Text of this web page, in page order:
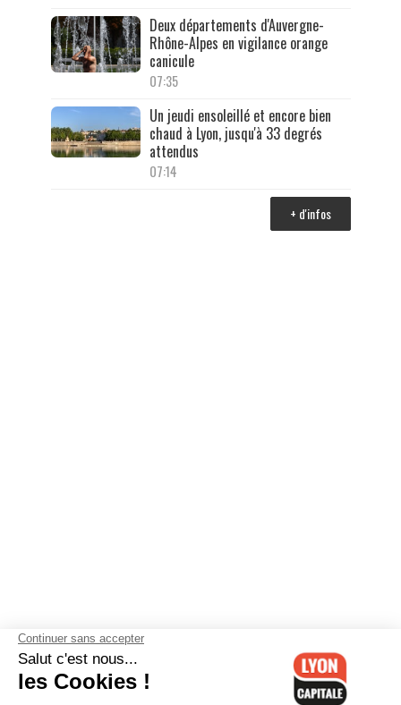
Deux départements d'Auvergne-
Rhône-Alpes en vigilance orange
canicule
07:35
Un jeudi ensoleillé et encore bien
chaud à Lyon, jusqu'à 33 degrés
attendus
07:14
+ d'infos